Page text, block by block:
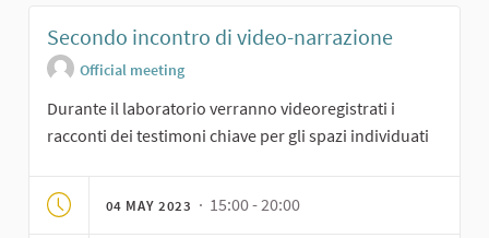
Secondo incontro di video-narrazione
Official meeting
Durante il laboratorio verranno videoregistrati i
racconti dei testimoni chiave per gli spazi individuati
04 MAY 2023 · 15:00 - 20:00